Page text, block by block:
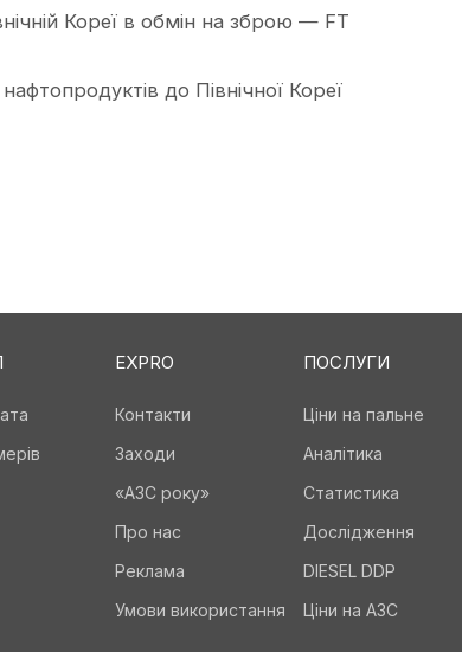
Кореї в обмін на зброю — FT
до Північної Кореї
EXPRO
Контакти
Заходи
«АЗС року»
Про нас
Реклама
Умови використання
ПОСЛУГИ
Ціни на пальне
Аналітика
Статистика
Дослідження
DIESEL DDP
Ціни на АЗС